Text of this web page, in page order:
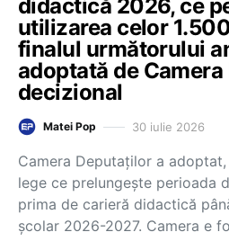
didactică 2026, ce
utilizarea celor
finalul următorului
adoptată de
decizional
Matei Pop 30 iulie 2026
Camera Deputaților a
lege ce prelungește perioada
prima de carieră didactică
școlar 2026-2027. Camera e